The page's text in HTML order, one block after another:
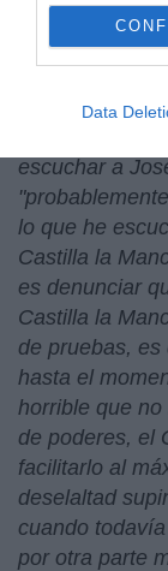
Data
"deslealtad
cuando
escuchar a
lo que he
Castilla la
es denunciar
Castilla la
de pruebas,
hasta el
horrible que
de poderes, el
facilitarlo al
deselaltad
cuando
por otra parte